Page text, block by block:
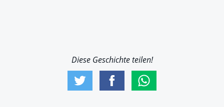
Diese Geschichte teilen!